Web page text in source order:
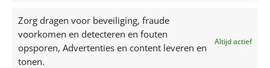
Zorg dragen voor beveiliging, fraude
voorkomen en detecteren en fouten
opsporen, Advertenties en content leveren en
tonen.
Altijd actief
Zo creëer je het perfecte sprookjesfeest!
Recente reacties